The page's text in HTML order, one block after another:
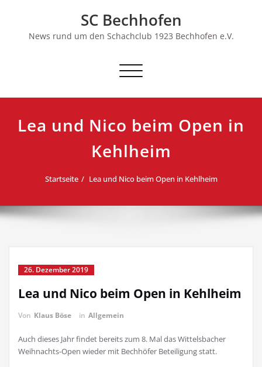
SC Bechhofen
News rund um den Schachclub 1923 Bechhofen e.V.
Schalte
Lea und Nico beim Open in
Kehlheim
Startseite Lea und Nico beim Open in Kehlheim
26. Dezember 2019
Lea und Nico beim Open in Kehlheim
Von Klaus Böse in Allgemein
Auch dieses Jahr findet bereits zum 8. Mal das Wittelsbacher
Weihnachts-Open wieder mit Bechhöfer Beteiligung statt.